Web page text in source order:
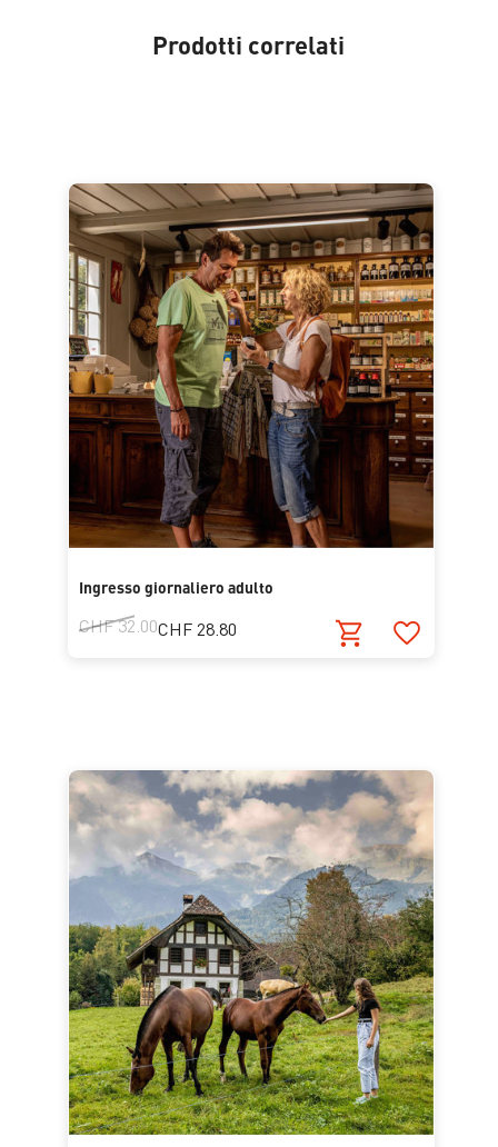
Prodotti correlati
Ingresso giornaliero adulto
CHF 32.00CHF 28.80